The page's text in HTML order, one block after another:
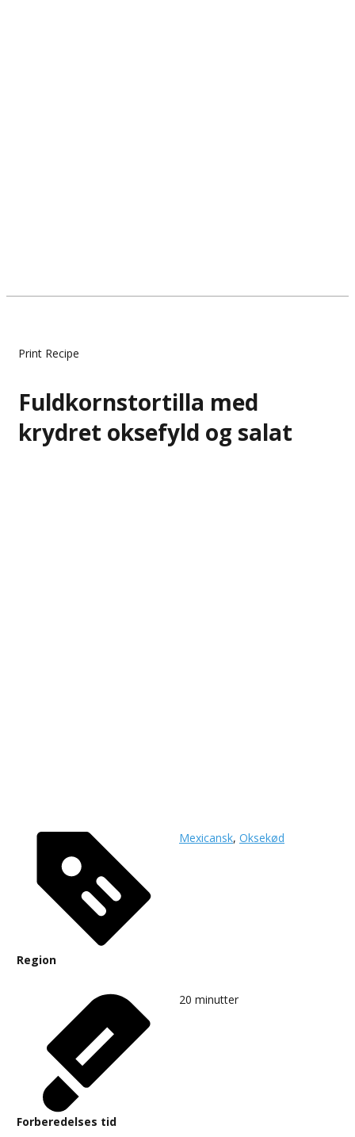
Print Recipe
Fuldkornstortilla med
krydret oksefyld og salat
Region
Mexicansk, Oksekød
Forberedelses tid
20 minutter